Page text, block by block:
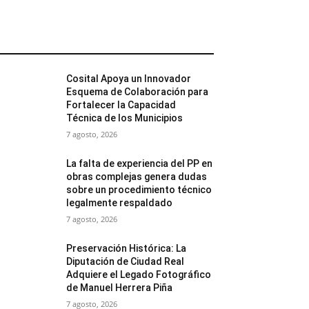
Cosital Apoya un Innovador
Esquema de Colaboración para
Fortalecer la Capacidad
Técnica de los Municipios
7 agosto, 2026
La falta de experiencia del PP en
obras complejas genera dudas
sobre un procedimiento técnico
legalmente respaldado
7 agosto, 2026
Preservación Histórica: La
Diputación de Ciudad Real
Adquiere el Legado Fotográfico
de Manuel Herrera Piña
7 agosto, 2026